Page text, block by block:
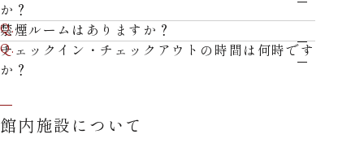
か？
禁煙ルームはありますか？
チェックイン・チェックアウトの時間は何時です
か？
館内施設について